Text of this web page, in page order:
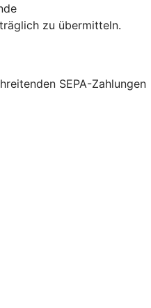
zu übermitteln.
SEPA-Zahlungen